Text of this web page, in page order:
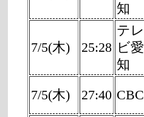
知
7/5(木) 25:28
テレ
ビ愛
知
7/5(木) 27:40 CBC